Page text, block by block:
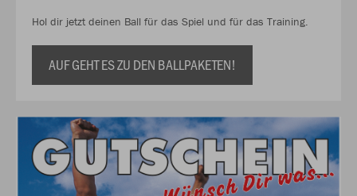
Hol dir jetzt deinen Ball für das Spiel und für das Training.
AUF GEHT ES ZU DEN BALLPAKETEN!